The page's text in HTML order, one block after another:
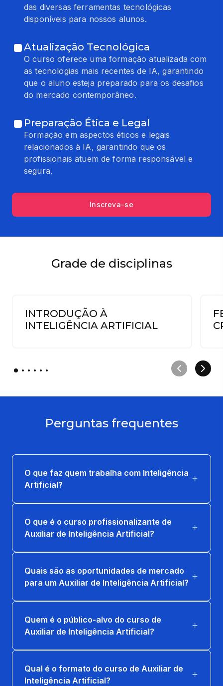
das diversas ferramentas tecnológicas
disponíveis para nossos alunos.
Atualização Tecnológica
O curso oferece uma formação atualizada com
as tecnologias mais recentes de IA, garantindo
que o aluno esteja preparado para os desafios
do mercado contemporâneo.
Preparação Ética e Legal
Formação em aspectos éticos e legais
relacionados à IA, garantindo que os
profissionais atuem de forma responsável e
segura.
Inscreva-se
Grade de disciplinas
INTRODUÇÃO À
INTELIGÊNCIA ARTIFICIAL
Perguntas frequentes
O que faz quem trabalha com Inteligência
Artificial?
O que é o curso profissionalizante de
Auxiliar de Inteligência Artificial?
Quais são as oportunidades de mercado
para um Auxiliar de Inteligência Artificial?
Quem é o público-alvo do curso de
Auxiliar de Inteligência Artificial?
Qual é o formato do curso de Auxiliar de
Inteligência Artificial?